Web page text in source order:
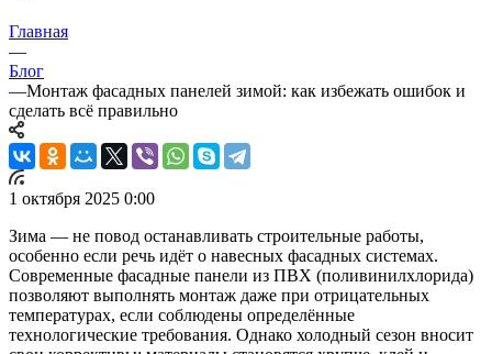
Главная
—
Блог
—Монтаж фасадных панелей зимой: как избежать ошибок и
сделать всё правильно
1 октября 2025 0:00
Зима — не повод останавливать строительные работы,
особенно если речь идёт о навесных фасадных системах.
Современные фасадные панели из ПВХ (поливинилхлорида)
позволяют выполнять монтаж даже при отрицательных
температурах, если соблюдены определённые
технологические требования. Однако холодный сезон вносит